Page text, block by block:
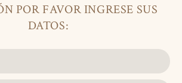
POR FAVOR INGRESE SUS
DATOS: